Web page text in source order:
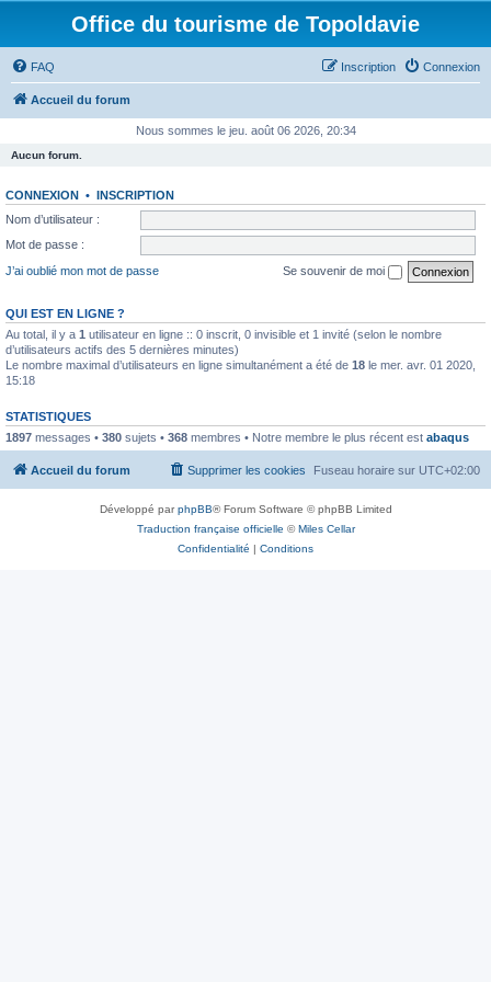
Office du tourisme de Topoldavie
FAQ Connexion
Inscription
Accueil du forum
Nous sommes le jeu. août 06 2026, 20:34
Aucun forum.
CONNEXION • INSCRIPTION
Nom d’utilisateur :
Mot de passe :
J’ai oublié mon mot de passe
Se souvenir de moi
QUI EST EN LIGNE ?
Au total, il y a 1 utilisateur en ligne :: 0 inscrit, 0 invisible et 1 invité (selon le nombre
d’utilisateurs actifs des 5 dernières minutes)
Le nombre maximal d’utilisateurs en ligne simultanément a été de 18 le mer. avr. 01 2020,
15:18
STATISTIQUES
1897 messages • 380 sujets • 368 membres • Notre membre le plus récent est abaqus
Accueil du forum Fuseau horaire sur UTC+02:00
Supprimer les cookies
Développé parphpBB® Forum Software © phpBB Limited
Traduction française officielle ©Miles Cellar
Confidentialité | Conditions